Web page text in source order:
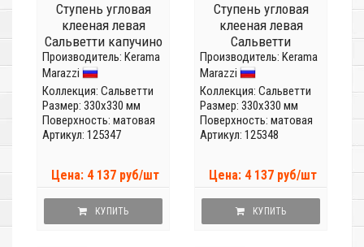
Ступень угловая
клееная левая
Сальветти капучино
светлый
SG506520R/GCS
Производитель: Kerama
Marazzi
Коллекция: Сальветти
Размер: 330x330 мм
Поверхность: матовая
Артикул: 125347
Цена: 4 137 руб/шт
КУПИТЬ
Ступень угловая
клееная левая
Сальветти
коричневый
SG506820R/GCS
Производитель: Kerama
Marazzi
Коллекция: Сальветти
Размер: 330x330 мм
Поверхность: матовая
Артикул: 125348
Цена: 4 137 руб/шт
КУПИТЬ